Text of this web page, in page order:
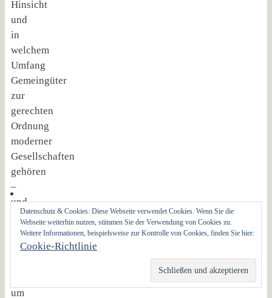
Hinsicht
und
in
welchem
Umfang
Gemeingüter
zur
gerechten
Ordnung
moderner
Gesellschaften
gehören
–
und
wie
diese
bewirtschaftet
um
Datenschutz & Cookies: Diese Webseite verwendet Cookies. Wenn Sie die
Webseite weiterhin nutzen, stimmen Sie der Verwendung von Cookies zu.
Weitere Informationen, beispielsweise zur Kontrolle von Cookies, finden Sie hier:
Cookie-Richtlinie